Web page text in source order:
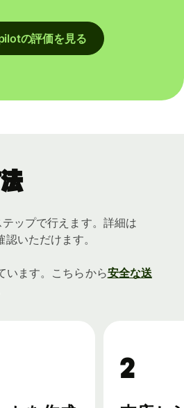
の評価を見る
ップで行えます。詳細は
認いただけます。
います。こちらから安全な送
2